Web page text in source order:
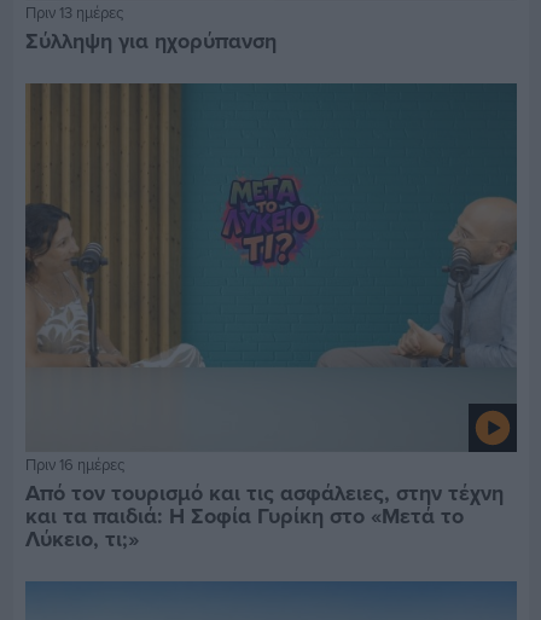
Πριν 13 ημέρες
Σύλληψη για ηχορύπανση
Πριν 16 ημέρες
Από τον τουρισμό και τις ασφάλειες, στην τέχνη
και τα παιδιά: Η Σοφία Γυρίκη στο «Μετά το
Λύκειο, τι;»